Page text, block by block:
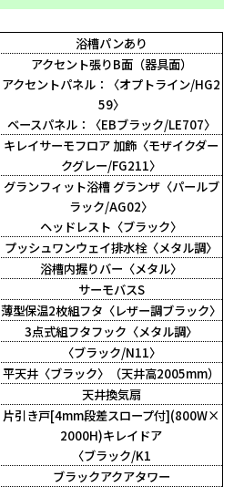
浴槽パンあり
アクセント張りB面（器具面）
アクセントパネル：〈オプトライン/HG2
59〉
ベースパネル：〈EBブラック/LE707〉
キレイサーモフロア 加飾〈モザイクダー
クグレー/FG211〉
グランフィット浴槽 グランザ〈パールブ
ラック/AG02〉
ヘッドレスト〈ブラック〉
プッシュワンウェイ排水栓〈メタル調〉
浴槽内握りバー〈メタル〉
サーモバスS
薄型保温2枚組フタ〈レザー調ブラック〉
3点式組フタフック〈メタル調〉
〈ブラック/N11〉
平天井〈ブラック〉（天井高2005mm）
天井換気扇
片引き戸[4mm段差スロープ付](800W×
2000H)キレイドア
〈ブラック/K1
ブラックアクアタワー